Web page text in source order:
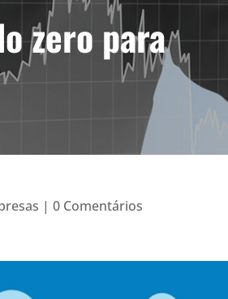
zero para
| 0 Comentários